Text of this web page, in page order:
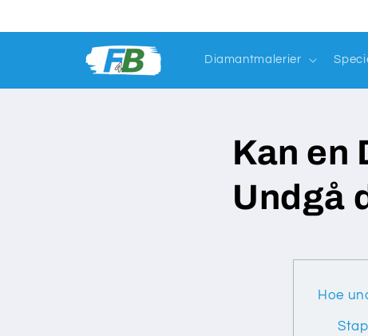
Diamantmalerier
Kan en
Undgå
Hoe